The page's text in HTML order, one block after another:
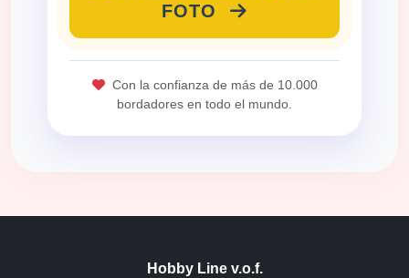
FOTO
Con la confianza de más de 10.000
bordadores en todo el mundo.
Hobby Line v.o.f.